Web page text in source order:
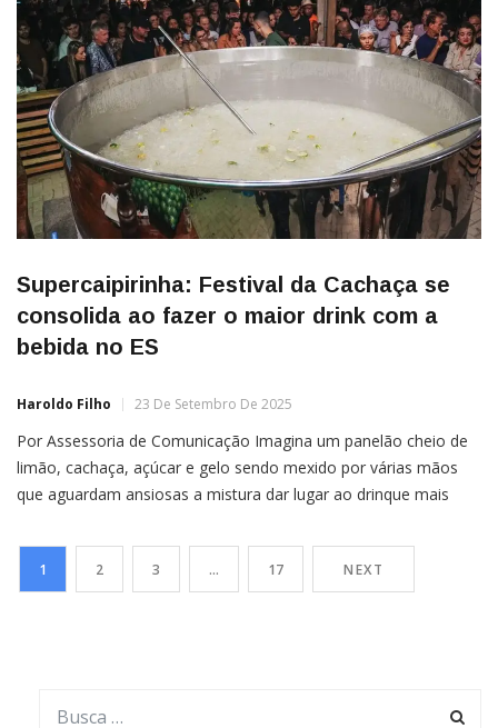
Supercaipirinha: Festival da Cachaça se
consolida ao fazer o maior drink com a
bebida no ES
Haroldo Filho 23 De Setembro De 2025
Por Assessoria de Comunicação Imagina um panelão cheio de
limão, cachaça, açúcar e gelo sendo mexido por várias mãos
que aguardam ansiosas a mistura dar lugar ao drinque mais
Canaã, cidade que foi palco do Festival da Cachaça.Com pouco
mais de mil litros, a […]
1 2 3 … 17 NEXT